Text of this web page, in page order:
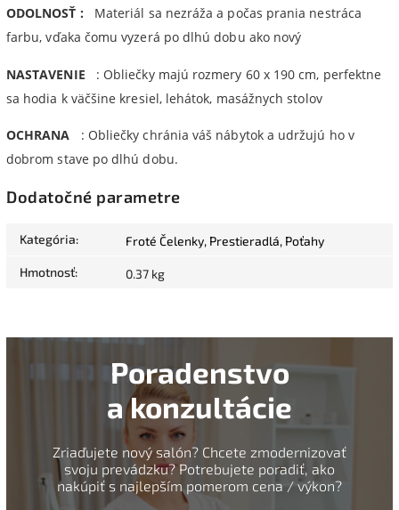
ODOLNOSŤ :
Materiál sa nezráža a počas prania nestráca
farbu, vďaka čomu vyzerá po dlhú dobu ako nový
NASTAVENIE
: Obliečky majú rozmery 60 x 190 cm, perfektne
sa hodia k väčšine kresiel, lehátok, masážnych stolov
OCHRANA
: Obliečky chránia váš nábytok a udržujú ho v
dobrom stave po dlhú dobu.
Dodatočné parametre
Kategória: Froté Čelenky, Prestieradlá, Poťahy
Hmotnosť: 0.37 kg
Poradenstvo
a konzultácie
Zriaďujete nový salón? Chcete zmodernizovať
svoju prevádzku? Potrebujete poradiť, ako
nakúpiť s najlepším pomerom cena / výkon?